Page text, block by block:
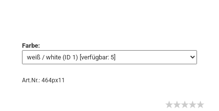
Farbe:
Art.Nr.: 464px11